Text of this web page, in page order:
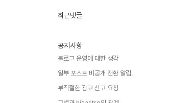
인
최근댓글
공지사항
블로그 운영에 대한 생각
일부 포스트 비공개 전환 알림.
부적절한 광고 신고 요청